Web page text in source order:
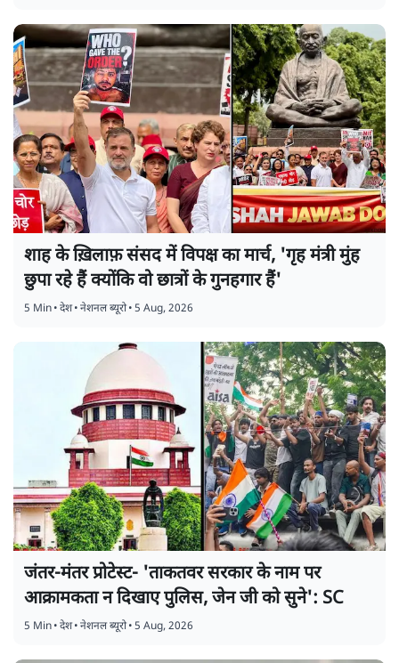
शाह के ख़िलाफ़ संसद में विपक्ष का मार्च, 'गृह मंत्री मुंह
छुपा रहे हैं क्योंकि वो छात्रों के गुनहगार हैं'
5 Min•देश•नेशनल ब्यूरो•5 Aug, 2026
जंतर-मंतर प्रोटेस्ट- 'ताकतवर सरकार के नाम पर
आक्रामकता न दिखाए पुलिस, जेन जी को सुने': SC
5 Min•देश•नेशनल ब्यूरो•5 Aug, 2026